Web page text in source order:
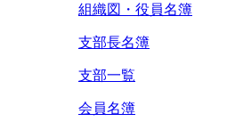
組織図・役員名簿
支部長名簿
支部一覧
会員名簿